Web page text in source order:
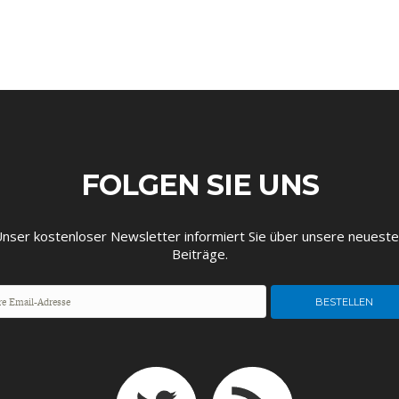
FOLGEN SIE UNS
kostenloser Newsletter informiert Sie über unsere
Beiträge.